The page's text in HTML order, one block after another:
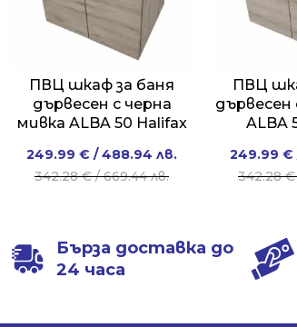
ПВЦ шкаф за баня
дървесен с черна
мивка ALBA 50 Halifax
342.28€/ 669.44 лв.
Original
price
/
669.44 лв..
249.99 € / 488.94 лв.
Current
price
/
488.94 лв..
ПВЦ
дървесен
ALBA
342.28€
249.99 €
Бърза доставка до
24 часа